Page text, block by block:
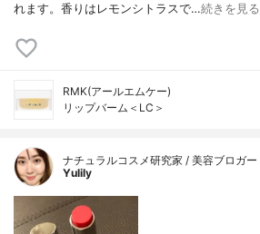
れます。香りはレモンシトラスで…続きを見る
RMK(アールエムケー)
リップバーム＜LC＞
ナチュラルコスメ研究家 / 美容ブロガー
Yulily